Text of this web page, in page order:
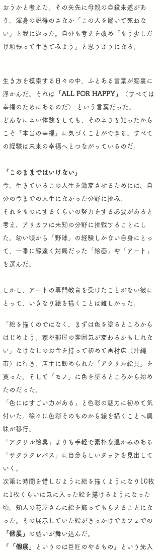
おうかと考えた。
その矢先に母親の自殺未遂があ
り、渾身の説得のさなか「この人を置いて死ねな
い」と我に返った。
自分も考えを改め「もう少しだ
け頑張って生きてみよう」と思うようになる。
生き方を模索する日々の中、ふとある言葉が脳裏に
浮かんだ。
それは 「ALL FOR HAPPY」
（すべては
幸福のためにあるのだ） という言葉だった。
どんなに辛い体験をしても、その辛さを知ったから
こそ『本当の幸福』に気づくことができる。 すべて
の経験は未来の幸福へとつながっているのだ。
「このままではいけない」
今、生きているこの人生を激変させるためには、自
分の今までの人生になかった分野に挑み、
それをものにするくらいの努力をする必要があると
考え、アリカワは未知の分野に挑戦することにし
た。 幼い頃から「野球」の経験しかない自身にとっ
て、一番に縁遠く対局だった「絵画」や「アート」
を選んだ。
しかし、アートの専門教育を受けたことがない彼に
とって、いきなり絵を描くことは難しかった。
「絵を描くのではなく、まずは色を塗るところから
はじめよう。家や部屋の雰囲気が変わるかもしれな
い」
なけなしのお金を持って初めて画材店（沖縄
市）に行き、店主に勧められた「アクリル絵具」を
買った。
そして「モノ」に色を塗るところから始め
たのだった。
「色にはすごい力がある」と色彩の魅力に初めて気
付いた。徐々に色彩そのものから絵を描くことへ興
味が移行。
「アクリル絵具」よりも手軽で素朴な温かみのある
「サクラクレパス」に自分らしいタッチを見出して
いく。
次第に時間を惜しむように絵を描くようになり10枚
に1枚くらいは気に入った絵を描けるようになった
頃、知人の花屋さんに 絵を飾ってもらえることにな
った。その展示していた絵がきっかけでカフェでの
「個展」
の誘いが舞い込んだ。
『 「個展」 というのは巨匠のやるもの』という先入